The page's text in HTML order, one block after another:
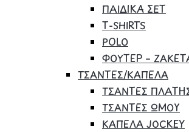
ΠΑΙΔΙΚΑ ΣΕΤ
Τ-SHIRTS
POLO
ΦΟΥΤΕΡ –
ΤΣΑΝΤΕΣ/ΚΑΠΕΛΑ
ΤΣΑΝΤΕΣ
ΤΣΑΝΤΕΣ ΩΜΟΥ
ΚΑΠΕΛΑ JOCKEY